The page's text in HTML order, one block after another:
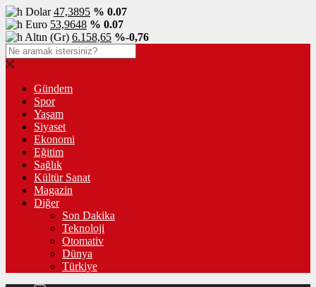
Dolar47,3895 % 0.07
Euro 53,9648 % 0.07
Altın (Gr) 6.158,65 %-0,76
Gündem
Spor
Yaşam
Siyaset
Ekonomi
Eğitim
Sağlık
Kültür Sanat
Magazin
Diğer
Son Dakika
Teknoloji
Otomativ
Dünya
Türkiye